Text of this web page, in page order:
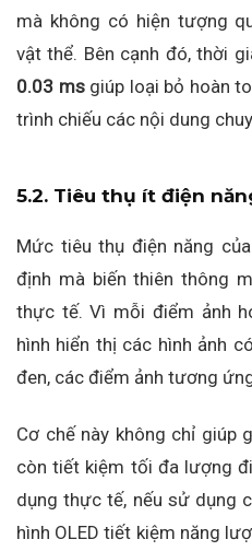
mà không có hiện tượng
vật thể. Bên cạnh đó, thời
0.03 msgiúp loại bỏ hoàn
trình chiếu các nội dung
5.2. Tiêu thụ ít điện
Mức tiêu thụ điện năng
định mà biến thiên thông
thực tế. Vì mỗi điểm ảnh
hình hiển thị các hình ảnh
đen, các điểm ảnh tương
Cơ chế này không chỉ giúp
còn tiết kiệm tối đa lượng
dụng thực tế, nếu sử dụng
hình OLED tiết kiệm năng